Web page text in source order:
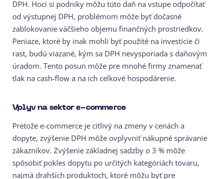
DPH. Hoci si podniky môžu túto daň na vstupe odpočítať
od výstupnej DPH, problémom môže byť dočasné
zablokovanie väčšieho objemu finančných prostriedkov.
Peniaze, ktoré by inak mohli byť použité na investície či
rast, budú viazané, kým sa DPH nevysporiada s daňovým
úradom. Tento posun môže pre mnohé firmy znamenať
tlak na cash-flow a na ich celkové hospodárenie.
Vplyv na sektor e-commerce
Pretože e-commerce je citlivý na zmeny v cenách a
dopyte, zvýšenie DPH môže ovplyvniť nákupné správanie
zákazníkov. Zvýšenie základnej sadzby o 3 % môže
spôsobiť pokles dopytu po určitých kategóriách tovaru,
najmä drahších produktoch, ktoré môžu byť pre